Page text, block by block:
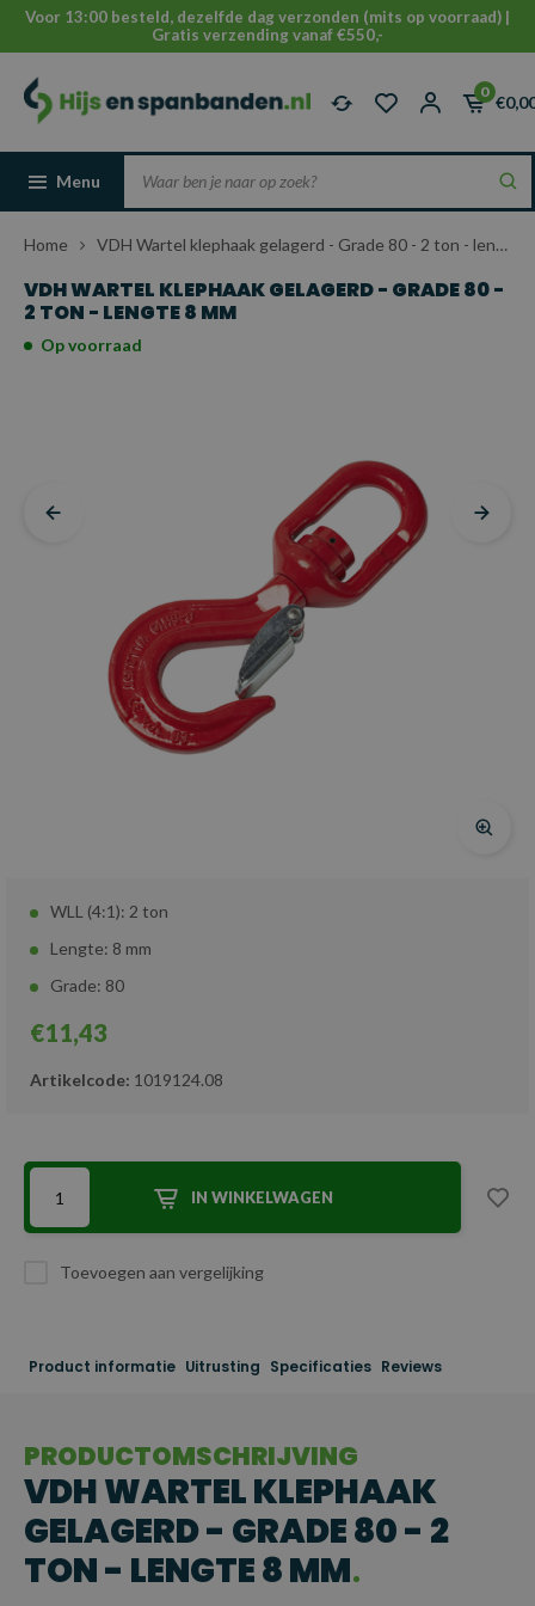
Voor 13:00 besteld, dezelfde dag verzonden (mits op voorraad) |
Gratis verzending vanaf €550,-
0
Menu
Home VDH Wartel klephaak gelagerd - Grade 80 - 2 ton - lengte 8 mm
VDH WARTEL KLEPHAAK GELAGERD - GRADE 80 -
2 TON - LENGTE 8 MM
Op voorraad
WLL (4:1): 2 ton
Lengte: 8 mm
Grade: 80
€11,43
Artikelcode: 1019124.08
IN WINKELWAGEN
Toevoegen aan vergelijking
Product informatie Uitrusting Specificaties Reviews
PRODUCTOMSCHRIJVING
VDH WARTEL KLEPHAAK
GELAGERD - GRADE 80 - 2
TON - LENGTE 8 MM